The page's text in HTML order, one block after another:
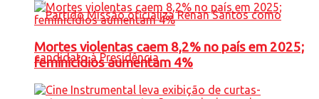
Mortes violentas caem 8,2% no país em 2025;
feminicídios aumentam 4%